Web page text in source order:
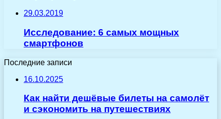
29.03.2019
Исследование: 6 самых мощных
смартфонов
Последние записи
16.10.2025
Как найти дешёвые билеты на самолёт
и сэкономить на путешествиях